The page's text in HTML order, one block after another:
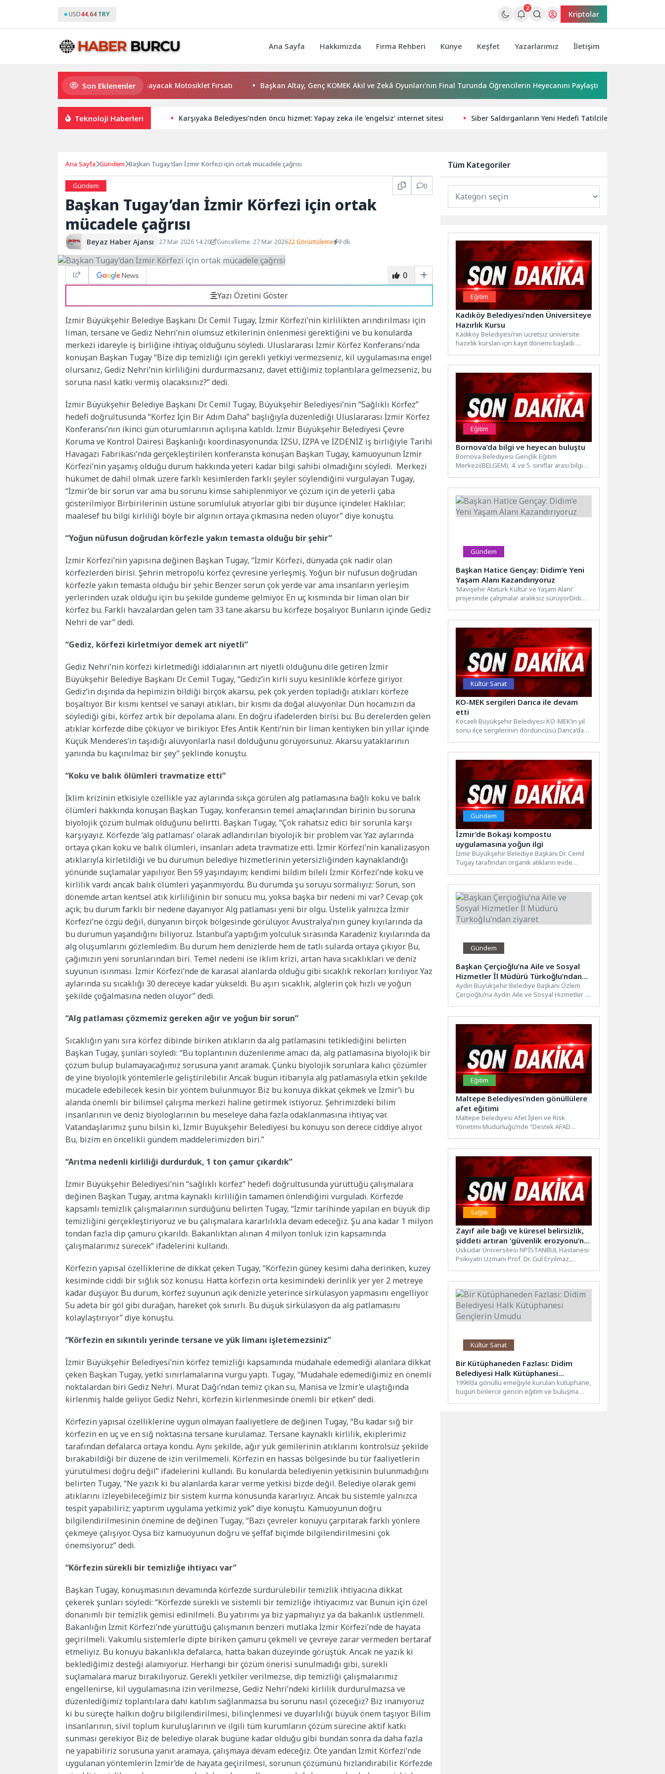
USD44.64 TRY
2
Kriptolar
Ana Sayfa Hakkımızda Firma Rehberi Künye Keşfet Yazarlarımız İletişim
Son Eklenenler
A101’den 6 Ağustos’ta Kaçırılmayacak Motosiklet Fırsatı Başkan Altay, Genç KOMEK Akıl ve Zekâ Oyunları’nın Final Turunda Öğrencilerin Heyecanını Paylaştı Kuru meyve
Teknoloji Haberleri Karşıyaka Belediyesi’nden öncü hizmet: Yapay zeka ile ‘engelsiz’ internet sitesi Siber Saldırganların Yeni Hedefi Tatilciler:
Ana Sayfa Gündem Başkan Tugay’dan İzmir Körfezi için ortak mücadele çağrısı
Gündem 0
Başkan Tugay’dan İzmir Körfezi için ortak
mücadele çağrısı
Beyaz Haber Ajansı 27 Mar 2026 14:20 Güncelleme: 27 Mar 202622 Görüntüleme 9 dk.
0
Yazı Özetini Göster
İzmir Büyükşehir Belediye Başkanı Dr. Cemil Tugay, İzmir Körfezi’nin kirlilikten arındırılması için
liman, tersane ve Gediz Nehri’nin olumsuz etkilerinin önlenmesi gerektiğini ve bu konularda
merkezi idareyle iş birliğine ihtiyaç olduğunu söyledi. Uluslararası İzmir Körfez Konferansı’nda
konuşan Başkan Tugay “Bize dip temizliği için gerekli yetkiyi vermezseniz, kil uygulamasına engel
olursanız, Gediz Nehri’nin kirliliğini durdurmazsanız, davet ettiğimiz toplantılara gelmezseniz, bu
soruna nasıl katkı vermiş olacaksınız?” dedi.
İzmir Büyükşehir Belediye Başkanı Dr. Cemil Tugay, Büyükşehir Belediyesi’nin “Sağlıklı Körfez”
hedefi doğrultusunda “Körfez İçin Bir Adım Daha” başlığıyla düzenlediği Uluslararası İzmir Körfez
Konferansı’nın ikinci gün oturumlarının açılışına katıldı. İzmir Büyükşehir Belediyesi Çevre
Koruma ve Kontrol Dairesi Başkanlığı koordinasyonunda; İZSU, İZPA ve İZDENİZ iş birliğiyle Tarihi
Havagazı Fabrikası’nda gerçekleştirilen konferansta konuşan Başkan Tugay, kamuoyunun İzmir
Körfezi’nin yaşamış olduğu durum hakkında yeteri kadar bilgi sahibi olmadığını söyledi. Merkezi
hükümet de dahil olmak üzere farklı kesimlerden farklı şeyler söylendiğini vurgulayan Tugay,
“İzmir’de bir sorun var ama bu sorunu kimse sahiplenmiyor ve çözüm için de yeterli çaba
gösterilmiyor. Birbirilerinin üstüne sorumluluk atıyorlar gibi bir düşünce içindeler. Haklılar;
maalesef bu bilgi kirliliği böyle bir algının ortaya çıkmasına neden oluyor” diye konuştu.
“Yoğun nüfusun doğrudan körfezle yakın temasta olduğu bir şehir”
İzmir Körfezi’nin yapısına değinen Başkan Tugay, “İzmir Körfezi, dünyada çok nadir olan
körfezlerden birisi. Şehrin metropolü körfez çevresine yerleşmiş. Yoğun bir nüfusun doğrudan
körfezle yakın temasta olduğu bir şehir. Benzer sorun çok yerde var ama insanların yerleşim
yerlerinden uzak olduğu için bu şekilde gündeme gelmiyor. En uç kısmında bir liman olan bir
körfez bu. Farklı havzalardan gelen tam 33 tane akarsu bu körfeze boşalıyor. Bunların içinde Gediz
Nehri de var” dedi.
“Gediz, körfezi kirletmiyor demek art niyetli”
Gediz Nehri’nin körfezi kirletmediği iddialarının art niyetli olduğunu dile getiren İzmir
Büyükşehir Belediye Başkanı Dr. Cemil Tugay, “Gediz’in kirli suyu kesinlikle körfeze giriyor.
Gediz’in dışında da hepimizin bildiği birçok akarsu, pek çok yerden topladığı atıkları körfeze
boşaltıyor. Bir kısmı kentsel ve sanayi atıkları, bir kısmı da doğal alüvyonlar. Dün hocamızın da
söylediği gibi, körfez artık bir depolama alanı. En doğru ifadelerden birisi bu. Bu derelerden gelen
atıklar körfezde dibe çöküyor ve birikiyor. Efes Antik Kenti’nin bir liman kentiyken bin yıllar içinde
Küçük Menderes’in taşıdığı alüvyonlarla nasıl dolduğunu görüyorsunuz. Akarsu yataklarının
yanında bu kaçınılmaz bir şey” şeklinde konuştu.
“Koku ve balık ölümleri travmatize etti”
İklim krizinin etkisiyle özellikle yaz aylarında sıkça görülen alg patlamasına bağlı koku ve balık
ölümleri hakkında konuşan Başkan Tugay, konferansın temel amaçlarından birinin bu soruna
biyolojik çözüm bulmak olduğunu belirtti. Başkan Tugay, “Çok rahatsız edici bir sorunla karşı
karşıyayız. Körfezde ‘alg patlaması’ olarak adlandırılan biyolojik bir problem var. Yaz aylarında
ortaya çıkan koku ve balık ölümleri, insanları adeta travmatize etti. İzmir Körfezi’nin kanalizasyon
atıklarıyla kirletildiği ve bu durumun belediye hizmetlerinin yetersizliğinden kaynaklandığı
yönünde suçlamalar yapılıyor. Ben 59 yaşındayım; kendimi bildim bileli İzmir Körfezi’nde koku ve
kirlilik vardı ancak balık ölümleri yaşanmıyordu. Bu durumda şu soruyu sormalıyız: Sorun, son
dönemde artan kentsel atık kirliliğinin bir sonucu mu, yoksa başka bir nedeni mi var? Cevap çok
açık; bu durum farklı bir nedene dayanıyor. Alg patlaması yeni bir olgu. Üstelik yalnızca İzmir
Körfezi’ne özgü değil, dünyanın birçok bölgesinde görülüyor. Avustralya’nın güney kıyılarında da
bu durumun yaşandığını biliyoruz. İstanbul’a yaptığım yolculuk sırasında Karadeniz kıyılarında da
alg oluşumlarını gözlemledim. Bu durum hem denizlerde hem de tatlı sularda ortaya çıkıyor. Bu,
çağımızın yeni sorunlarından biri. Temel nedeni ise iklim krizi, artan hava sıcaklıkları ve deniz
suyunun ısınması. İzmir Körfezi’nde de karasal alanlarda olduğu gibi sıcaklık rekorları kırılıyor. Yaz
aylarında su sıcaklığı 30 dereceye kadar yükseldi. Bu aşırı sıcaklık, alglerin çok hızlı ve yoğun
şekilde çoğalmasına neden oluyor” dedi.
“Alg patlaması çözmemiz gereken ağır ve yoğun bir sorun”
Sıcaklığın yanı sıra körfez dibinde biriken atıkların da alg patlamasını tetiklediğini belirten
Başkan Tugay, şunları söyledi: “Bu toplantının düzenlenme amacı da, alg patlamasına biyolojik bir
çözüm bulup bulamayacağımız sorusuna yanıt aramak. Çünkü biyolojik sorunlara kalıcı çözümler
de yine biyolojik yöntemlerle geliştirilebilir. Ancak bugün itibarıyla alg patlamasıyla etkin şekilde
mücadele edebilecek kesin bir yöntem bulunmuyor. Biz bu konuya dikkat çekmek ve İzmir’i bu
alanda önemli bir bilimsel çalışma merkezi haline getirmek istiyoruz. Şehrimizdeki bilim
insanlarının ve deniz biyologlarının bu meseleye daha fazla odaklanmasına ihtiyaç var.
Vatandaşlarımız şunu bilsin ki, İzmir Büyükşehir Belediyesi bu konuyu son derece ciddiye alıyor.
Bu, bizim en öncelikli gündem maddelerimizden biri.”
“Arıtma nedenli kirliliği durdurduk, 1 ton çamur çıkardık”
İzmir Büyükşehir Belediyesi’nin “sağlıklı körfez” hedefi doğrultusunda yürüttüğü çalışmalara
değinen Başkan Tugay, arıtma kaynaklı kirliliğin tamamen önlendiğini vurguladı. Körfezde
kapsamlı temizlik çalışmalarının sürdüğünü belirten Tugay, “İzmir tarihinde yapılan en büyük dip
temizliğini gerçekleştiriyoruz ve bu çalışmalara kararlılıkla devam edeceğiz. Şu ana kadar 1 milyon
tondan fazla dip çamuru çıkarıldı. Bakanlıktan alınan 4 milyon tonluk izin kapsamında
çalışmalarımız sürecek” ifadelerini kullandı.
Körfezin yapısal özelliklerine de dikkat çeken Tugay, “Körfezin güney kesimi daha derinken, kuzey
kesiminde ciddi bir sığlık söz konusu. Hatta körfezin orta kesimindeki derinlik yer yer 2 metreye
kadar düşüyor. Bu durum, körfez suyunun açık denizle yeterince sirkülasyon yapmasını engelliyor.
Su adeta bir göl gibi durağan, hareket çok sınırlı. Bu düşük sirkülasyon da alg patlamasını
kolaylaştırıyor” diye konuştu.
“Körfezin en sıkıntılı yerinde tersane ve yük limanı işletemezsiniz”
İzmir Büyükşehir Belediyesi’nin körfez temizliği kapsamında müdahale edemediği alanlara dikkat
çeken Başkan Tugay, yetki sınırlamalarına vurgu yaptı. Tugay, “Müdahale edemediğimiz en önemli
noktalardan biri Gediz Nehri. Murat Dağı’ndan temiz çıkan su, Manisa ve İzmir’e ulaştığında
kirlenmiş halde geliyor. Gediz Nehri, körfezin kirlenmesinde önemli bir etken” dedi.
Körfezin yapısal özelliklerine uygun olmayan faaliyetlere de değinen Tugay, “Bu kadar sığ bir
körfezin en uç ve en sığ noktasına tersane kurulamaz. Tersane kaynaklı kirlilik, ekiplerimiz
tarafından defalarca ortaya kondu. Aynı şekilde, ağır yük gemilerinin atıklarını kontrolsüz şekilde
bırakabildiği bir düzene de izin verilmemeli. Körfezin en hassas bölgesinde bu tür faaliyetlerin
yürütülmesi doğru değil” ifadelerini kullandı. Bu konularda belediyenin yetkisinin bulunmadığını
belirten Tugay, “Ne yazık ki bu alanlarda karar verme yetkisi bizde değil. Belediye olarak gemi
atıklarını izleyebileceğimiz bir sistem kurma konusunda kararlıyız. Ancak bu sistemle yalnızca
tespit yapabiliriz; yaptırım uygulama yetkimiz yok” diye konuştu. Kamuoyunun doğru
bilgilendirilmesinin önemine de değinen Tugay, “Bazı çevreler konuyu çarpıtarak farklı yönlere
çekmeye çalışıyor. Oysa biz kamuoyunun doğru ve şeffaf biçimde bilgilendirilmesini çok
önemsiyoruz” dedi.
“Körfezin sürekli bir temizliğe ihtiyacı var”
Başkan Tugay, konuşmasının devamında körfezde sürdürülebilir temizlik ihtiyacına dikkat
çekerek şunları söyledi: “Körfezde sürekli ve sistemli bir temizliğe ihtiyacımız var. Bunun için özel
donanımlı bir temizlik gemisi edinilmeli. Bu yatırımı ya biz yapmalıyız ya da bakanlık üstlenmeli.
Bakanlığın İzmit Körfezi’nde yürüttüğü çalışmanın benzeri mutlaka İzmir Körfezi’nde de hayata
geçirilmeli. Vakumlu sistemlerle dipte biriken çamuru çekmeli ve çevreye zarar vermeden bertaraf
etmeliyiz. Bu konuyu bakanlıkla defalarca, hatta bakan düzeyinde görüştük. Ancak ne yazık ki
beklediğimiz desteği alamıyoruz. Herhangi bir çözüm önerisi sunulmadığı gibi, sürekli
suçlamalara maruz bırakılıyoruz. Gerekli yetkiler verilmezse, dip temizliği çalışmalarımız
engellenirse, kil uygulamasına izin verilmezse, Gediz Nehri’ndeki kirlilik durdurulmazsa ve
düzenlediğimiz toplantılara dahi katılım sağlanmazsa bu sorunu nasıl çözeceğiz? Biz inanıyoruz
ki bu süreçte halkın doğru bilgilendirilmesi, bilinçlenmesi ve duyarlılığı büyük önem taşıyor. Bilim
insanlarının, sivil toplum kuruluşlarının ve ilgili tüm kurumların çözüm sürecine aktif katkı
sunması gerekiyor. Biz de belediye olarak bugüne kadar olduğu gibi bundan sonra da daha fazla
ne yapabiliriz sorusuna yanıt aramaya, çalışmaya devam edeceğiz. Öte yandan İzmit Körfezi’nde
uygulanan yöntemlerin İzmir’de de hayata geçirilmesi, sorunun çözümünü hızlandırabilir. Körfezde
Tüm Kategoriler
Eğitim
Kadıköy Belediyesi’nden Üniversiteye
Hazırlık Kursu
Kadıköy Belediyesi’nin ücretsiz üniversite
hazırlık kursları için kayıt dönemi başladı.
Eğitim
Bornova’da bilgi ve heyecan buluştu
Bornova Belediyesi Gençlik Eğitim
Merkezi(BELGEM), 4. ve 5. sınıflar arası bilgi
Gündem
Başkan Hatice Gençay: Didim’e Yeni
Yaşam Alanı Kazandırıyoruz
‘Mavişehir Atatürk Kültür ve Yaşam Alanı’
projesinde çalışmalar aralıksız sürüyorDidim
Kültür Sanat
KO-MEK sergileri Darıca ile devam
etti
Kocaeli Büyükşehir Belediyesi KO-MEK’in yıl
sonu ilçe sergilerinin dördüncüsü Darıca’da
Gündem
İzmir’de Bokaşi kompostu
uygulamasına yoğun ilgi
İzmir Büyükşehir Belediye Başkanı Dr. Cemil
Tugay tarafından organik atıkların evde
Gündem
Başkan Çerçioğlu’na Aile ve Sosyal
Hizmetler İl Müdürü Türkoğlu’ndan
ziyaret
Aydın Büyükşehir Belediye Başkanı Özlem
Çerçioğlu’na Aydın Aile ve Sosyal Hizmetler İl
Eğitim
Maltepe Belediyesi’nden gönüllülere
afet eğitimi
Maltepe Belediyesi Afet İşleri ve Risk
Yönetimi Müdürlüğü’nde “Destek AFAD
Sağlık
Zayıf aile bağı ve küresel belirsizlik,
şiddeti artıran ‘güvenlik erozyonu’na
yol açıyor!
Üsküdar Üniversitesi NPİSTANBUL Hastanesi
Psikiyatri Uzmanı Prof. Dr. Gül Eryılmaz,
Kültür Sanat
Bir Kütüphaneden Fazlası: Didim
Belediyesi Halk Kütüphanesi
Gençlerin Umudu
1996’da gönüllü emeğiyle kurulan kütüphane,
bugün binlerce gencin eğitim ve buluşma